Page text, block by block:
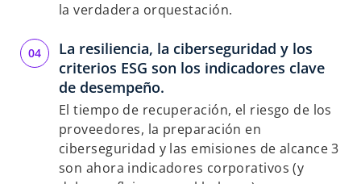
la verdadera orquestación.
La resiliencia, la ciberseguridad y los
criterios ESG son los indicadores clave
de desempeño.
El tiempo de recuperación, el riesgo de los
proveedores, la preparación en
ciberseguridad y las emisiones de alcance 3
son ahora indicadores corporativos (y